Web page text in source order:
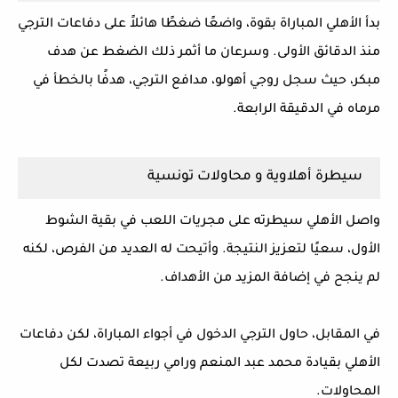
بدأ الأهلي المباراة بقوة، واضعًا ضغطًا هائلاً على دفاعات الترجي
منذ الدقائق الأولى. وسرعان ما أثمر ذلك الضغط عن هدف
مبكر، حيث سجل روجي أهولو، مدافع الترجي، هدفًا بالخطأ في
مرماه في الدقيقة الرابعة.
سيطرة أهلاوية و محاولات تونسية
واصل الأهلي سيطرته على مجريات اللعب في بقية الشوط
الأول، سعيًا لتعزيز النتيجة. وأتيحت له العديد من الفرص، لكنه
لم ينجح في إضافة المزيد من الأهداف.
في المقابل، حاول الترجي الدخول في أجواء المباراة، لكن دفاعات
الأهلي بقيادة محمد عبد المنعم ورامي ربيعة تصدت لكل
المحاولات.